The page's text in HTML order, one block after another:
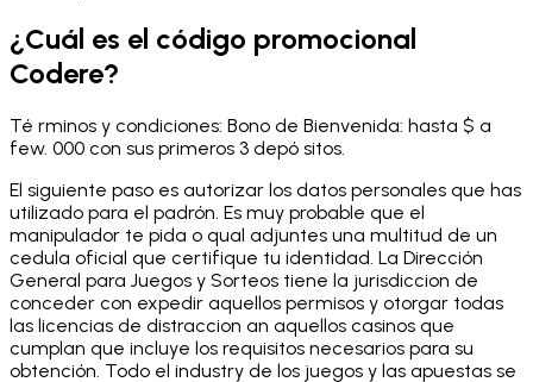
¿Cuál es el código promocional
Codere?
Té rminos y condiciones: Bono de Bienvenida: hasta $ a
few. 000 con sus primeros 3 depó sitos.
El siguiente paso es autorizar los datos personales que has
utilizado para el padrón. Es muy probable que el
manipulador te pida o qual adjuntes una multitud de un
cedula oficial que certifique tu identidad. La Dirección
General para Juegos y Sorteos tiene la jurisdiccion de
conceder con expedir aquellos permisos y otorgar todas
las licencias de distraccion an aquellos casinos que
cumplan que incluye los requisitos necesarios para su
obtención. Todo el industry de los juegos y las apuestas se